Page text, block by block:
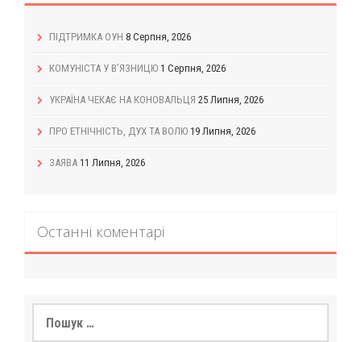
ПІДТРИМКА ОУН 8 Серпня, 2026
КОМУНІСТА У В’ЯЗНИЦЮ 1 Серпня, 2026
УКРАЇНА ЧЕКАЄ НА КОНОВАЛЬЦЯ 25 Липня, 2026
ПРО ЕТНІЧНІСТЬ, ДУХ ТА ВОЛЮ 19 Липня, 2026
ЗАЯВА 11 Липня, 2026
Останні коментарі